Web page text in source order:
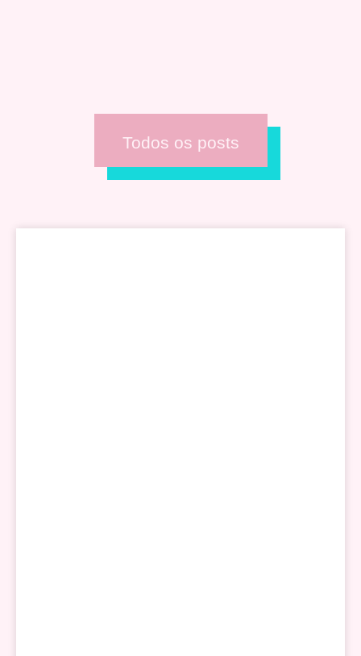
Todos os posts